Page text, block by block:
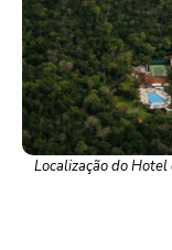
Localização do